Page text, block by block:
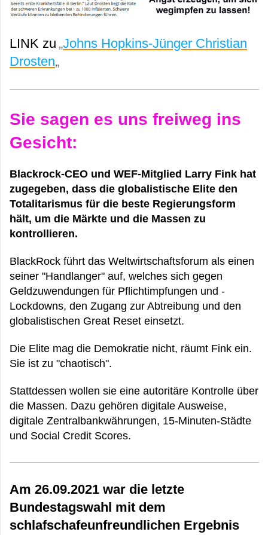
LINK zu „Johns Hopkins-Jünger Christian
Drosten„
Sie sagen es uns freiweg ins
Gesicht:
Blackrock-CEO und WEF-Mitglied Larry Fink hat
zugegeben, dass die globalistische Elite den
Totalitarismus für die beste Regierungsform
hält, um die Märkte und die Massen zu
kontrollieren.
BlackRock führt das Weltwirtschaftsforum als einen
seiner "Handlanger" auf, welches sich gegen
Geldzuwendungen für Pflichtimpfungen und -
Lockdowns, den Zugang zur Abtreibung und den
globalistischen Great Reset einsetzt.
Die Elite mag die Demokratie nicht, räumt Fink ein.
Sie ist zu "chaotisch".
Stattdessen wollen sie eine autoritäre Kontrolle über
die Massen. Dazu gehören digitale Ausweise,
digitale Zentralbankwährungen, 15-Minuten-Städte
und Social Credit Scores.
Am 26.09.2021 war die letzte
Bundestagswahl mit dem
schlafschafeunfreundlichen Ergebnis